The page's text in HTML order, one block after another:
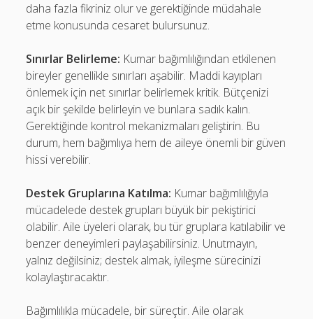
daha fazla fikriniz olur ve gerektiğinde müdahale
etme konusunda cesaret bulursunuz.
Sınırlar Belirleme: Kumar bağımlılığından etkilenen
bireyler genellikle sınırları aşabilir. Maddi kayıpları
önlemek için net sınırlar belirlemek kritik. Bütçenizi
açık bir şekilde belirleyin ve bunlara sadık kalın.
Gerektiğinde kontrol mekanizmaları geliştirin. Bu
durum, hem bağımlıya hem de aileye önemli bir güven
hissi verebilir.
Destek Gruplarına Katılma: Kumar bağımlılığıyla
mücadelede destek grupları büyük bir pekiştirici
olabilir. Aile üyeleri olarak, bu tür gruplara katılabilir ve
benzer deneyimleri paylaşabilirsiniz. Unutmayın,
yalnız değilsiniz; destek almak, iyileşme sürecinizi
kolaylaştıracaktır.
Bağımlılıkla mücadele, bir süreçtir. Aile olarak